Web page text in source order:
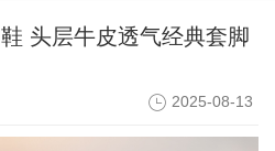
头层牛皮透气经典套脚
2025-08-13